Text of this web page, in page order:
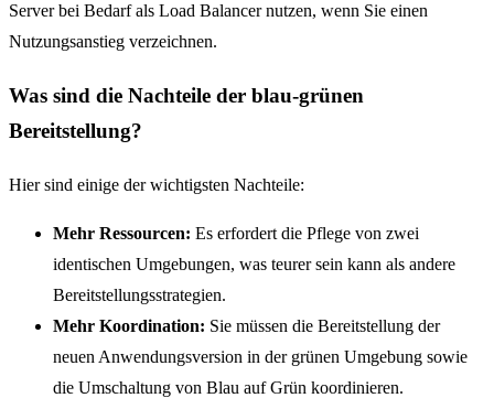
Server bei Bedarf als Load Balancer nutzen, wenn Sie einen
Nutzungsanstieg verzeichnen.
Was sind die Nachteile der blau-grünen
Bereitstellung?
Hier sind einige der wichtigsten Nachteile:
Mehr Ressourcen: Es erfordert die Pflege von zwei
identischen Umgebungen, was teurer sein kann als andere
Bereitstellungsstrategien.
Mehr Koordination: Sie müssen die Bereitstellung der
neuen Anwendungsversion in der grünen Umgebung sowie
die Umschaltung von Blau auf Grün koordinieren.